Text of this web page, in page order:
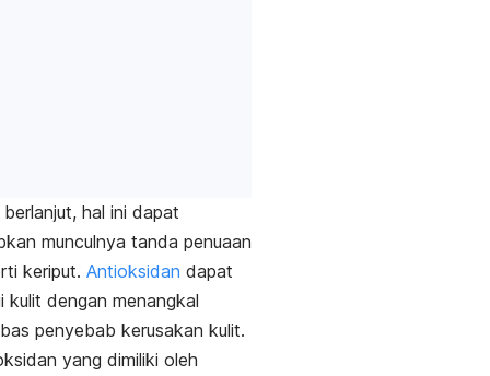
hal ini dapat
munculnya tanda penuaan
keriput. Antioksidan dapat
kulit dengan menangkal
penyebab kerusakan kulit.
yang dimiliki oleh